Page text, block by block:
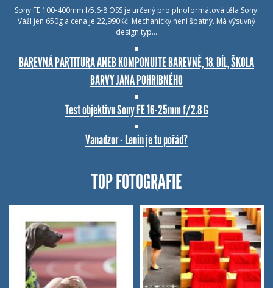
Sony FE 100-400mm f/5.6-8 OSS je určený pro plnoformátová těla Sony.
Váží jen 650g a cena je 22,990Kč. Mechanicky není špatný. Má výsuvný
design typ…
BAREVNÁ PARTITURA ANEB KOMPONUJTE BAREVNĚ, 18. DÍL, ŠKOLA
BARVY JANA POHRIBNÉHO
Test objektivu Sony FE 16-25mm f/2.8 G
Vanadzor - Lenin je tu pořád?
TOP FOTOGRAFIE